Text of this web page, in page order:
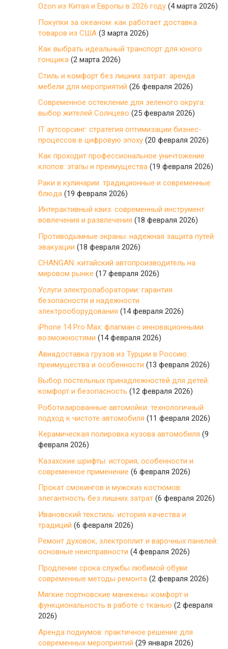
Ozon из Китая и Европы в 2026 году (4 марта 2026)
Покупки за океаном: как работает доставка
товаров из США (3 марта 2026)
Как выбрать идеальный транспорт для юного
гонщика (2 марта 2026)
Стиль и комфорт без лишних затрат: аренда
мебели для мероприятий (26 февраля 2026)
Современное остекление для зеленого округа:
выбор жителей Солнцево (25 февраля 2026)
IT аутсорсинг: стратегия оптимизации бизнес-
процессов в цифровую эпоху (20 февраля 2026)
Как проходит профессиональное уничтожение
клопов: этапы и преимущества (19 февраля 2026)
Раки в кулинарии: традиционные и современные
блюда (19 февраля 2026)
Интерактивный квиз: современный инструмент
вовлечения и развлечения (18 февраля 2026)
Противодымные экраны: надежная защита путей
эвакуации (18 февраля 2026)
CHANGAN: китайский автопроизводитель на
мировом рынке (17 февраля 2026)
Услуги электролаборатории: гарантия
безопасности и надежности
электрооборудования (14 февраля 2026)
iPhone 14 Pro Max: флагман с инновационными
возможностями (14 февраля 2026)
Авиадоставка грузов из Турции в Россию:
преимущества и особенности (13 февраля 2026)
Выбор постельных принадлежностей для детей:
комфорт и безопасность (12 февраля 2026)
Роботизированные автомойки: технологичный
подход к чистоте автомобиля (11 февраля 2026)
Керамическая полировка кузова автомобиля (9
февраля 2026)
Казахские шрифты: история, особенности и
современное применение (6 февраля 2026)
Прокат смокингов и мужских костюмов:
элегантность без лишних затрат (6 февраля 2026)
Ивановский текстиль: история качества и
традиций (6 февраля 2026)
Ремонт духовок, электроплит и варочных панелей:
основные неисправности (4 февраля 2026)
Продление срока службы любимой обуви:
современные методы ремонта (2 февраля 2026)
Мягкие портновские манекены: комфорт и
функциональность в работе с тканью (2 февраля
2026)
Аренда подиумов: практичное решение для
современных мероприятий (29 января 2026)